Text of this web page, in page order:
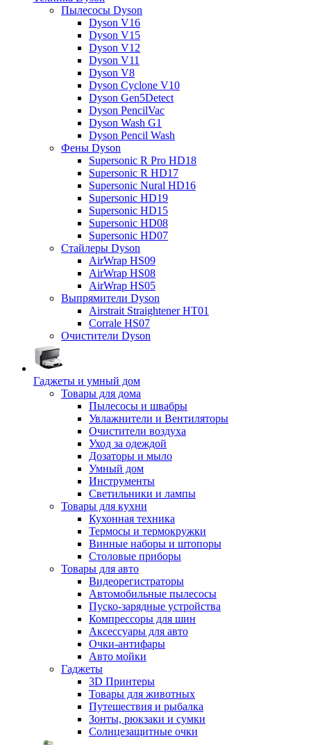
Пылесосы Dyson
Dyson V16
Dyson V15
Dyson V12
Dyson V11
Dyson V8
Dyson Cyclone V10
Dyson Gen5Detect
Dyson PencilVac
Dyson Wash G1
Dyson Pencil Wash
Фены Dyson
Supersonic R Pro HD18
Supersonic R HD17
Supersonic Nural HD16
Supersonic HD19
Supersonic HD15
Supersonic HD08
Supersonic HD07
Стайлеры Dyson
AirWrap HS09
AirWrap HS08
AirWrap HS05
Выпрямители Dyson
Airstrait Straightener HT01
Corrale HS07
Очистители Dyson
Гаджеты и умный дом
Товары для дома
Пылесосы и швабры
Увлажнители и Вентиляторы
Очистители воздуха
Уход за одеждой
Дозаторы и мыло
Умный дом
Инструменты
Светильники и лампы
Товары для кухни
Кухонная техника
Термосы и термокружки
Винные наборы и штопоры
Столовые приборы
Товары для авто
Видеорегистраторы
Автомобильные пылесосы
Пуско-зарядные устройства
Компрессоры для шин
Аксессуары для авто
Очки-антифары
Авто мойки
Гаджеты
3D Принтеры
Товары для животных
Путешествия и рыбалка
Зонты, рюкзаки и сумки
Солнцезащитные очки